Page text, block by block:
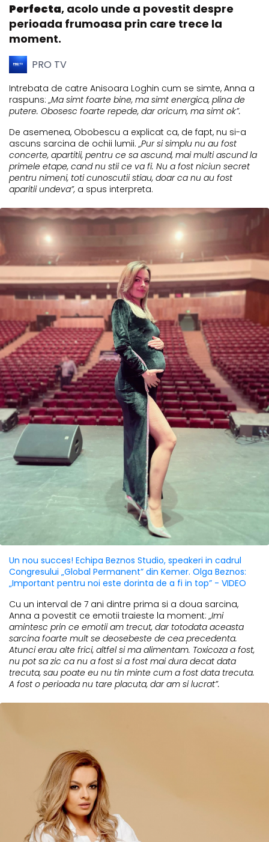
Perfecta, acolo unde a povestit despre
perioada frumoasa prin care trece la
moment.
PRO TV
Intrebata de catre Anisoara Loghin cum se simte, Anna a
raspuns:„Ma simt foarte bine, ma simt energica, plina de
putere. Obosesc foarte repede, dar oricum, ma simt ok”.
De asemenea, Obobescu a explicat ca, de fapt, nu si-a
ascuns sarcina de ochii lumii.„Pur si simplu nu au fost
concerte, apartitii, pentru ce sa ascund, mai multi ascund la
primele etape, cand nu stii ce va fi. Nu a fost niciun secret
pentru nimeni, toti cunoscutii stiau, doar ca nu au fost
aparitii undeva”, a spus interpreta.
Un nou succes! Echipa Beznos Studio, speakeri in cadrul
Congresului „Global Permanent” din Kemer. Olga Beznos:
„Important pentru noi este dorinta de a fi in top” - VIDEO
Cu un interval de 7 ani dintre prima si a doua sarcina,
Anna a povestit ce emotii traieste la moment:„Imi
amintesc prin ce emotii am trecut, dar totodata aceasta
sarcina foarte mult se deosebeste de cea precedenta.
Atunci erau alte frici, altfel si ma alimentam. Toxicoza a fost,
nu pot sa zic ca nu a fost si a fost mai dura decat data
trecuta, sau poate eu nu tin minte cum a fost data trecuta.
A fost o perioada nu tare placuta, dar am si lucrat”.